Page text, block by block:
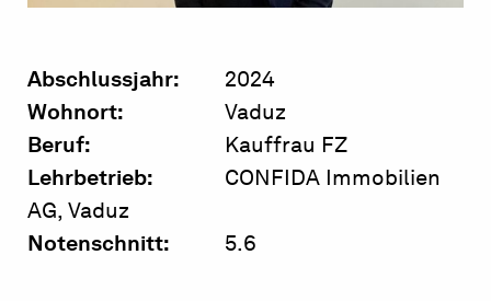
Abschlussjahr:
2024
Wohnort:
Vaduz
Beruf:
Kauffrau FZ
Lehrbetrieb:
CONFIDA Immobilien
AG, Vaduz
Notenschnitt:
5.6